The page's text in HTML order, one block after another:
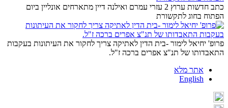
כתב חדשות ערוץ 2 עזרי עמרם ואילנה דיין מתארחים אונליין ביום
הפתוח בחוג לתקשורת
פרופ' יחיאל לימור -בית הדין לאתיקה צריך לחקור את העיתונות בעקבות
התאבדותו של תנ"צ אפרים ברכה ז"ל.
אתר מלא
English